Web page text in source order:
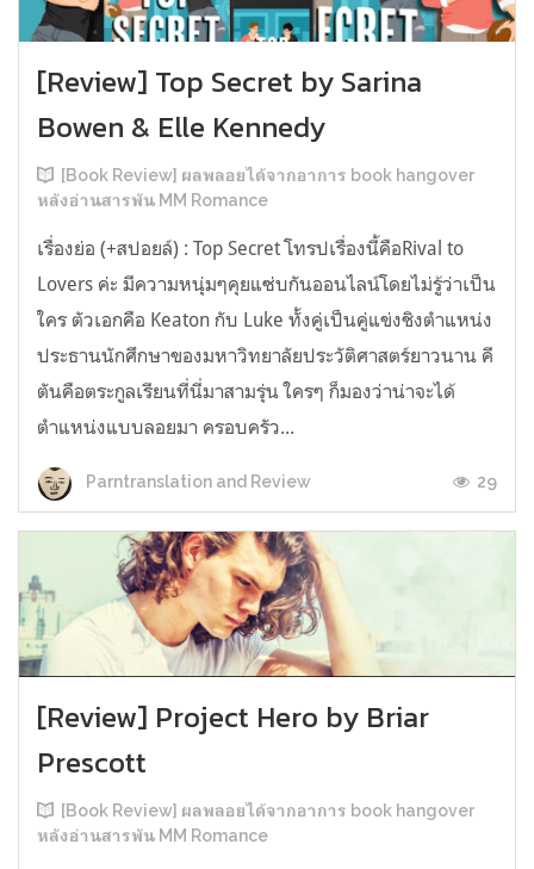
[Review] Top Secret by Sarina
Bowen & Elle Kennedy
[Book Review] ผลพลอยได้จากอาการ book hangover
หลังอ่านสารพัน MM Romance
เรื่องย่อ (+สปอยล์) : Top Secret โทรปเรื่องนี้คือRival to
Lovers ค่ะ มีความหนุ่มๆคุยแซ่บกันออนไลน์โดยไม่รู้ว่าเป็น
ใคร ตัวเอกคือ Keaton กับ Luke ทั้งคู่เป็นคู่แข่งชิงตำแหน่ง
ประธานนักศึกษาของมหาวิทยาลัยประวัติศาสตร์ยาวนาน คี
ตันคือตระกูลเรียนที่นี่มาสามรุ่น ใครๆ ก็มองว่าน่าจะได้
ตำแหน่งแบบลอยมา ครอบครัว...
Parntranslation and Review 29
[Review] Project Hero by Briar
Prescott
[Book Review] ผลพลอยได้จากอาการ book hangover
หลังอ่านสารพัน MM Romance